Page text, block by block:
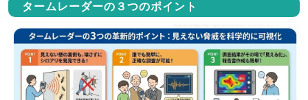
タームレーダーの３つのポイント